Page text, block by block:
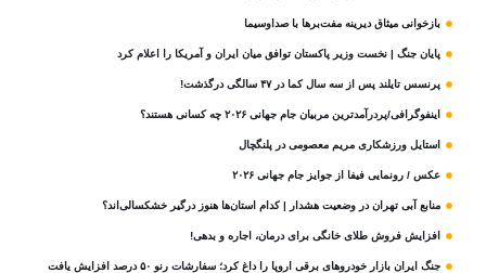
بازخوانی میثاق دیرینه مفت‌برها با صداوسیما
پایان جنگ | نخست وزیر پاکستان توافق میان ایران و آمریکا را اعلام کرد
پرنسس تایلند پس از سه سال کما در ۴۷ سالگی درگذشت!
اینفوگرافی/پردرآمدترین مربیان جام جهانی ۲۰۲۶ چه کسانی هستند؟
استایل ورزشکاری مریم معصومی در پلنگچال
عکس / رونمایی فیفا از جوایز جام جهانی ۲۰۲۶
منابع آبی تهران در وضعیت هشدار | کدام استان‌ها هنوز درگیر خشکسالی‌اند؟
افزایش فروش طلای خانگی برای درمان، اجاره و بدهی!
جنگ ایران بازار خودروهای برقی اروپا را داغ کرد؛ سفارشات رنو ۵۰ درصد افزایش یافت